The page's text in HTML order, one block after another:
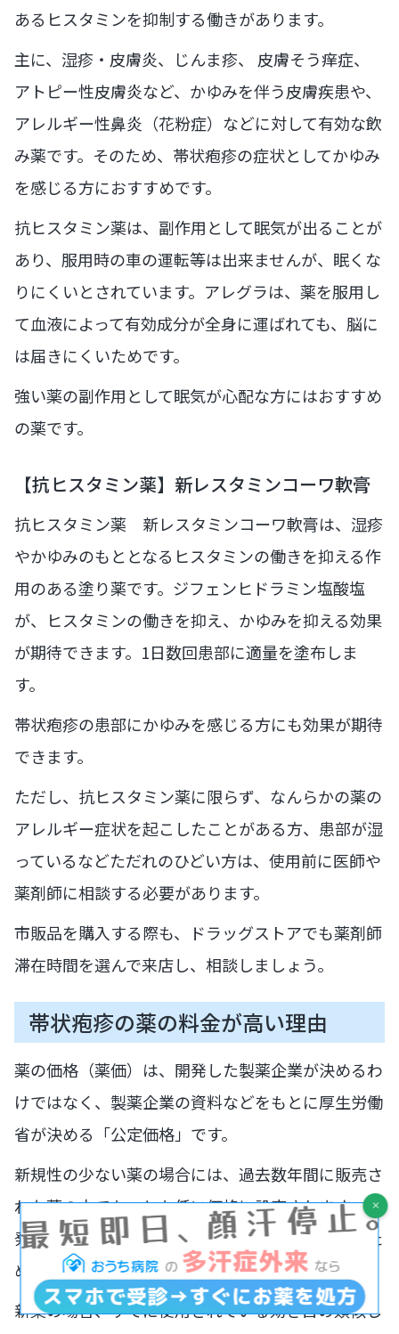
あるヒスタミンを抑制する働きがあります。
主に、湿疹・皮膚炎、じんま疹、 皮膚そう痒症、
アトピー性皮膚炎など、かゆみを伴う皮膚疾患や、
アレルギー性鼻炎（花粉症）などに対して有効な飲
み薬です。そのため、帯状疱疹の症状としてかゆみ
を感じる方におすすめです。
抗ヒスタミン薬は、副作用として眠気が出ることが
あり、服用時の車の運転等は出来ませんが、眠くな
りにくいとされています。アレグラは、薬を服用し
て血液によって有効成分が全身に運ばれても、脳に
は届きにくいためです。
強い薬の副作用として眠気が心配な方にはおすすめ
の薬です。
【抗ヒスタミン薬】新レスタミンコーワ軟膏
抗ヒスタミン薬 新レスタミンコーワ軟膏は、湿疹
やかゆみのもととなるヒスタミンの働きを抑える作
用のある塗り薬です。ジフェンヒドラミン塩酸塩
が、ヒスタミンの働きを抑え、かゆみを抑える効果
が期待できます。1日数回患部に適量を塗布しま
す。
帯状疱疹の患部にかゆみを感じる方にも効果が期待
できます。
ただし、抗ヒスタミン薬に限らず、なんらかの薬の
アレルギー症状を起こしたことがある方、患部が湿
っているなどただれのひどい方は、使用前に医師や
薬剤師に相談する必要があります。
市販品を購入する際も、ドラッグストアでも薬剤師
滞在時間を選んで来店し、相談しましょう。
帯状疱疹の薬の料金が高い理由
薬の価格（薬価）は、開発した製薬企業が決めるわ
けではなく、製薬企業の資料などをもとに厚生労働
省が決める「公定価格」です。
新規性の少ない薬の場合には、過去数年間に販売さ
れた薬の中でもっとも低い価格に設定されます。後
発医薬品（ジェネリック医薬品）が安いのはそのた
めです。
新薬の場合、すでに使用されている効き目の類似し